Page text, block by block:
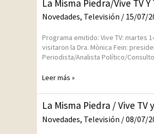
de
julio
La Misma Piedra/Vive TV
Novedades, Televisión / 15/07/
Programa emitido: Vive TV: martes
visitaron la Dra. Mònica Fein:
Periodista/Analista Político/
Piedra/Vive
Y
TVR/
14
15
Leer más »
La Misma Piedra / Vive TV
Novedades, Televisión /08/07/
La
Piedra